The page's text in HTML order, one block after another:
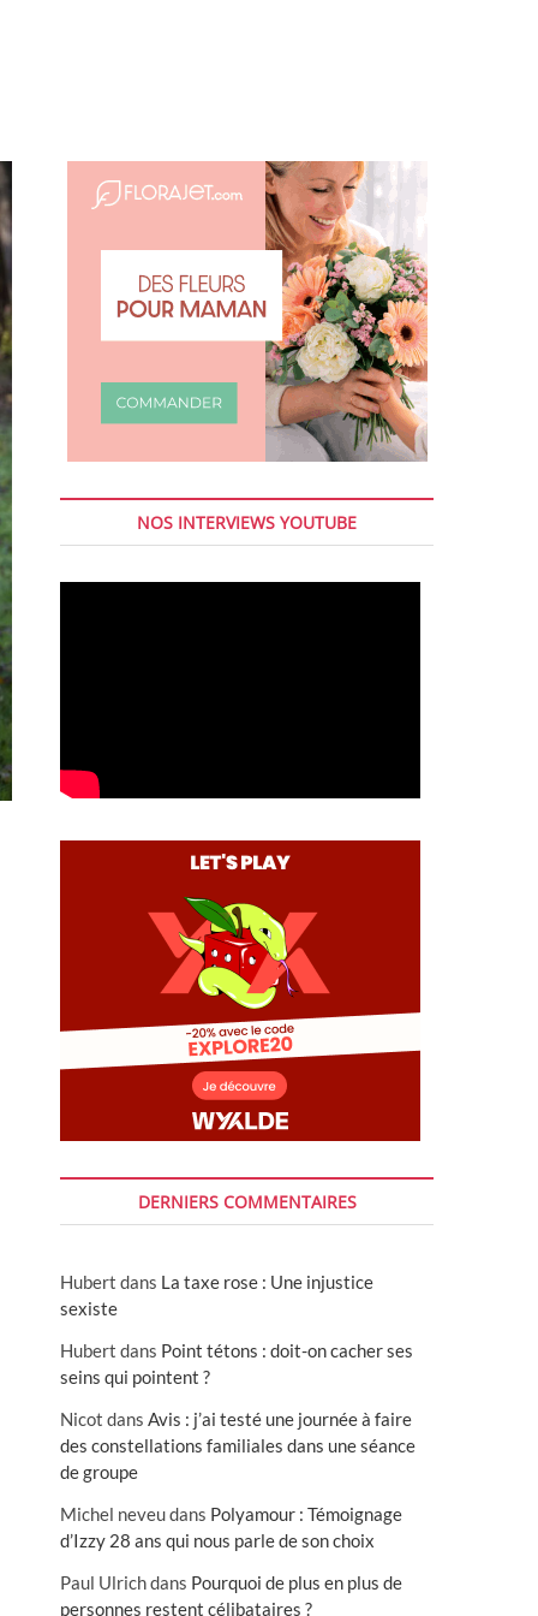
NOS INTERVIEWS YOUTUBE
DERNIERS COMMENTAIRES
Hubert dans La taxe rose : Une injustice
sexiste
Hubert dans Point tétons : doit-on cacher ses
seins qui pointent ?
Nicot dans Avis : j’ai testé une journée à faire
des constellations familiales dans une séance
de groupe
Michel neveudans Polyamour : Témoignage
d’Izzy 28 ans qui nous parle de son choix
Paul Ulrichdans Pourquoi de plus en plus de
personnes restent célibataires ?